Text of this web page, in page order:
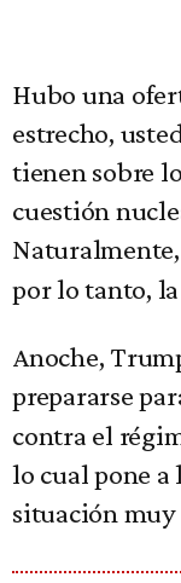
Hubo una
estrecho,
tienen sobre
cuestión
Naturalmente,
por lo tanto,
Anoche,
prepararse
contra el
lo cual pone
situación muy